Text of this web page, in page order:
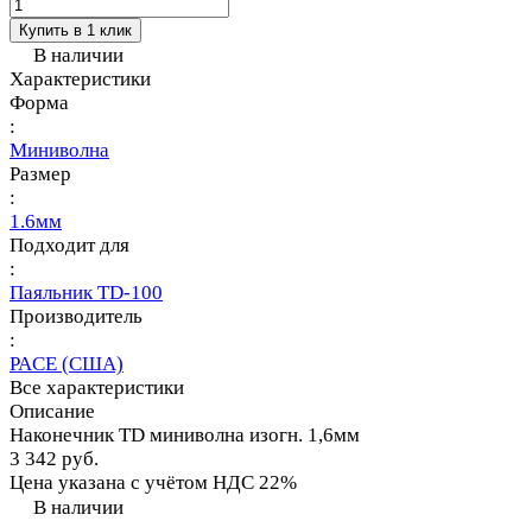
Купить в 1 клик
В наличии
Характеристики
Форма
:
Миниволна
Размер
:
1.6мм
Подходит для
:
Паяльник TD-100
Производитель
:
PACE (США)
Все характеристики
Описание
Наконечник TD миниволна изогн. 1,6мм
3 342 руб.
Цена указана с учётом НДС 22%
В наличии